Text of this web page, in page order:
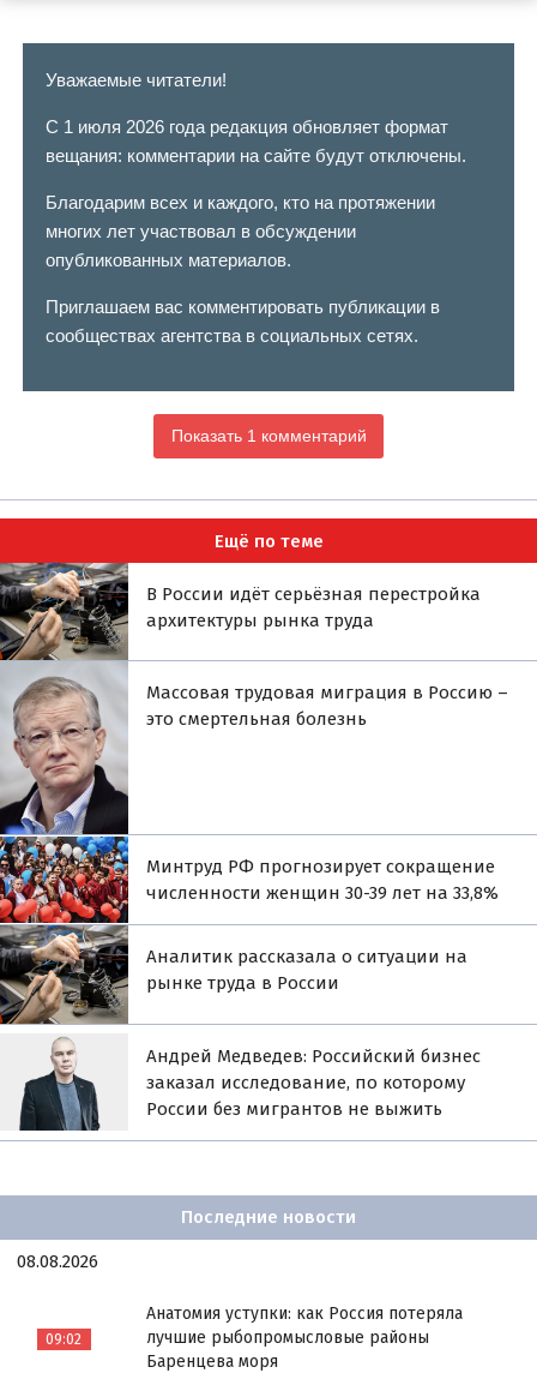
Уважаемые читатели!
С 1 июля 2026 года редакция обновляет формат
вещания: комментарии на сайте будут отключены.
Благодарим всех и каждого, кто на протяжении
многих лет участвовал в обсуждении
опубликованных материалов.
Приглашаем вас комментировать публикации в
сообществах агентства в социальных сетях.
Показать 1 комментарий
Ещё по теме
В России идёт серьёзная перестройка
архитектуры рынка труда
Массовая трудовая миграция в Россию –
это смертельная болезнь
Минтруд РФ прогнозирует сокращение
численности женщин 30-39 лет на 33,8%
Аналитик рассказала о ситуации на
рынке труда в России
Андрей Медведев: Российский бизнес
заказал исследование, по которому
России без мигрантов не выжить
Последние новости
08.08.2026
09:02
Анатомия уступки: как Россия потеряла
лучшие рыбопромысловые районы
Баренцева моря